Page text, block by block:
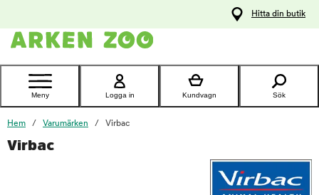
Kontakta
Hitta din butik
Meny Logga in Kundvagn Sök
Hem Varumärken Virbac
Virbac